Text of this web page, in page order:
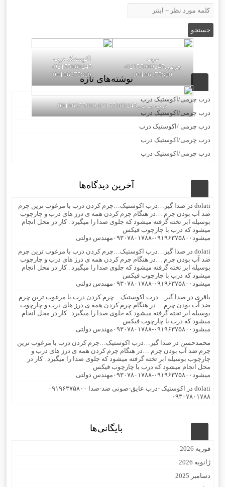
درب
چرمی02155969245-
09196375800
اکوستیک درب
02155969245-
09196375800
درب چرمی02155969245-09196375800
نوشته‌های تازه
درب چرمی/اکوستیک درب
درب چرمی/اکوستیک درب
درب چرمی /اکوستیک درب
درب چرمی/اکوستیک درب
درب چرمی/اکوستیک درب
آخرین دیدگاه‌ها
dolati در صدا گیر…درب اکوستیک…چرم کردن درب با مرغوب ترین چرم
ضد آب بودن چرم …در هنگام چرم کردن همه ی درز های درب و چارچوب
بوسیله ابر تخته گرفته میشود که جلوی صدا را میگیرد . کار در محل انجام
میشود که درب با چارچوب فیکس
میشود۰۹۱۹۶۳۷۵۸۰۰-۰۹۳۰۷۸۰۱۷۸۸مهندس دولتی
dolati در صدا گیر…درب اکوستیک…چرم کردن درب با مرغوب ترین چرم
ضد آب بودن چرم …در هنگام چرم کردن همه ی درز های درب و چارچوب
بوسیله ابر تخته گرفته میشود که جلوی صدا را میگیرد . کار در محل انجام
میشود که درب با چارچوب فیکس
میشود۰۹۱۹۶۳۷۵۸۰۰-۰۹۳۰۷۸۰۱۷۸۸مهندس دولتی
باقری در صدا گیر…درب اکوستیک…چرم کردن درب با مرغوب ترین چرم
ضد آب بودن چرم …در هنگام چرم کردن همه ی درز های درب و چارچوب
بوسیله ابر تخته گرفته میشود که جلوی صدا را میگیرد . کار در محل انجام
میشود که درب با چارچوب فیکس
میشود۰۹۱۹۶۳۷۵۸۰۰-۰۹۳۰۷۸۰۱۷۸۸مهندس دولتی
محمدحسن در صدا گیر…درب اکوستیک…چرم کردن درب با مرغوب ترین
چرم ضد آب بودن چرم …در هنگام چرم کردن همه ی درز های درب و
چارچوب بوسیله ابر تخته گرفته میشود که جلوی صدا را میگیرد . کار در
محل انجام میشود که درب با چارچوب فیکس
میشود۰۹۱۹۶۳۷۵۸۰۰-۰۹۳۰۷۸۰۱۷۸۸مهندس دولتی
dolati در
اکوستیک -درب عایق-صوتی ضد-صدا ۰۹۱۹۶۳۷۵۸۰۰
۰۹۳۰۷۸۰۱۷۸۸
بایگانی‌ها
فوریه 2026
ژانویه 2026
دسامبر 2025